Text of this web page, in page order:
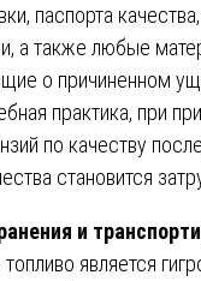
паспорта
а также любые
о причиненном
практика, при
по качеству
становится
и
является